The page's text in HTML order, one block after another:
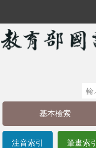
基本檢索
注音索引 筆畫索引